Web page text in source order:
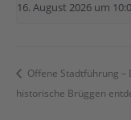
16. August 2026 um
Offene Stadtführung –
historische Brüggen